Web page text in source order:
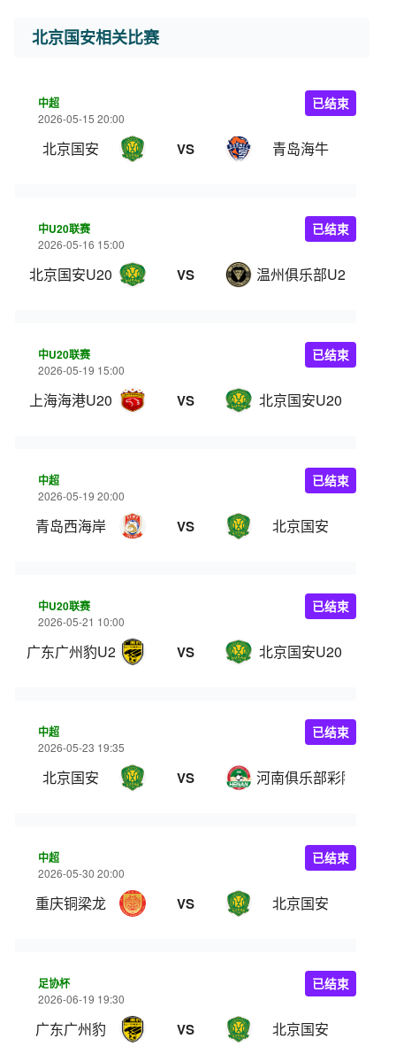
北京国安相关比赛
中超
2026-05-15 20:00
北京国安 VS 青岛海牛
已结束
中U20联赛
2026-05-16 15:00
北京国安U20 VS 温州俱乐部U20
已结束
中U20联赛
2026-05-19 15:00
上海海港U20 VS 北京国安U20
已结束
中超
2026-05-19 20:00
青岛西海岸 VS 北京国安
已结束
中U20联赛
2026-05-21 10:00
广东广州豹U20 VS 北京国安U20
已结束
中超
2026-05-23 19:35
北京国安 VS 河南俱乐部彩陶坊
已结束
中超
2026-05-30 20:00
重庆铜梁龙 VS 北京国安
已结束
足协杯
2026-06-19 19:30
广东广州豹 VS 北京国安
已结束